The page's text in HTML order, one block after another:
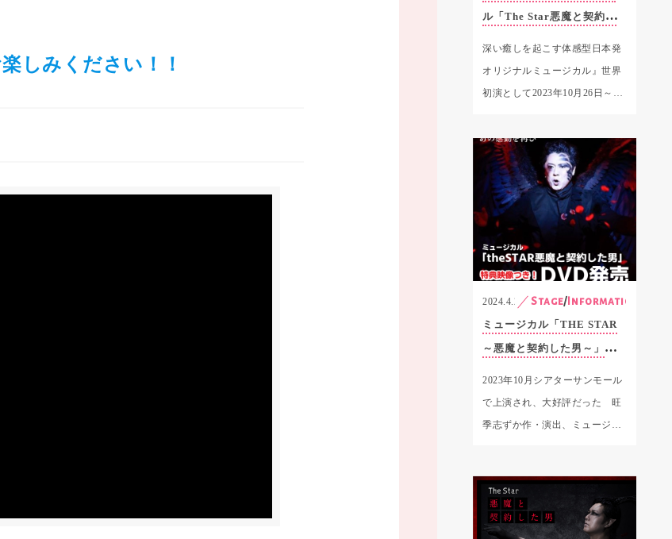
しみください！！
ル「The Star悪魔と契約し
深い癒しを起こす体感型日本発
オリジナルミュージカル』世界
初演として2023年10月26日～11
2024.4.2 Stage/Information
ミュージカル「THE STAR
～悪魔と契約した男～」
2023年10月シアターサンモール
で上演され、大好評だった 旺
季志ずか作・演出、ミュージカ